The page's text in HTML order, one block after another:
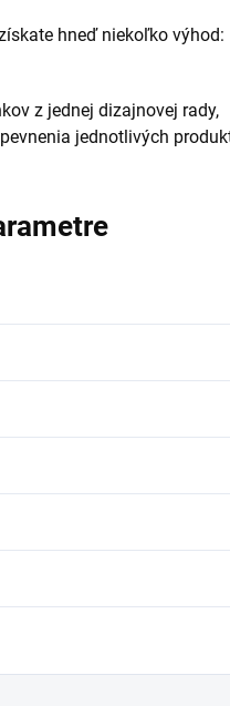
hneď niekoľko výhod:
z jednej dizajnovej rady,
jednotlivých